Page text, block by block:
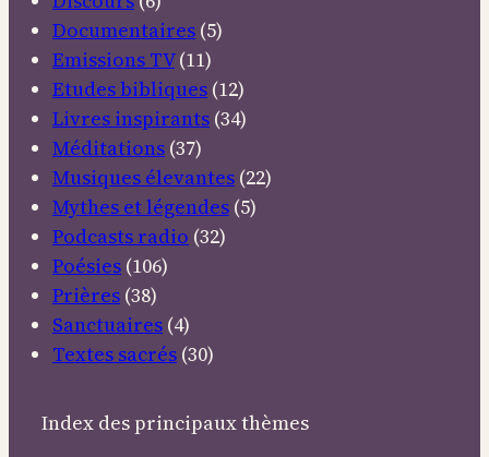
Documentaires (5)
Emissions TV(11)
Etudes bibliques (12)
Livres inspirants (34)
Méditations (37)
Musiques élevantes (22)
Mythes et légendes (5)
Podcasts radio (32)
Poésies (106)
Prières (38)
Sanctuaires (4)
Textes sacrés (30)
Index des principaux thèmes